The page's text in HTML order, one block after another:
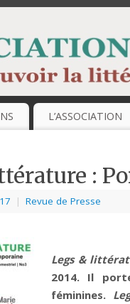
L’ASSOCIATION
:
| Revue de Presse
Legs &
2014. Il
féminines.